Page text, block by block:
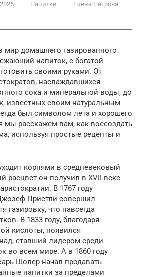
Напитки Елена Петрова
мир домашнего газированного
напиток, с богатой
своими руками. От
наслаждавшихся
сока и минеральной воды, до
известных своим натуральным
был символом лета и хорошего
мы расскажем вам, как воссоздать
используя простые рецепты и
корнями в средневековый
расцвет он получил в XVII веке
В 1767 году
Пристли совершил
газировку, что навсегда
В 1833 году, благодаря
кислоты, появился
ставший лидером среди
во всем мире. А в 1860 году
Шолер начал продавать
напитки за пределами